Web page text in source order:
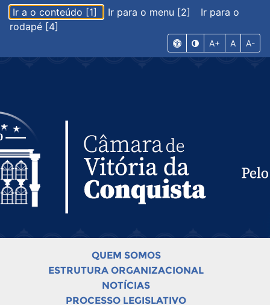
Ir a o conteúdo [1] Ir para o menu [2]
Ir para o
rodapé [4]
A+ A A-
QUEM SOMOS
ESTRUTURA ORGANIZACIONAL
NOTÍCIAS
PROCESSO LEGISLATIVO